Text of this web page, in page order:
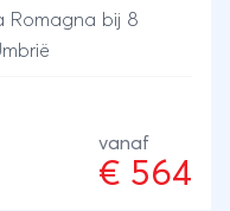
Romagna bij 8
vanaf
€ 564